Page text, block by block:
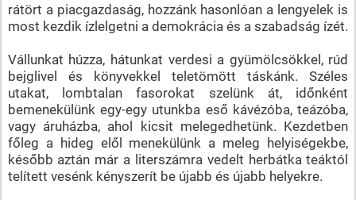
rátört a piacgazdaság, hozzánk hasonlóan a lengyelek is
most kezdik ízlelgetni a demokrácia és a szabadság ízét.
Vállunkat húzza, hátunkat verdesi a gyümölcsökkel, rúd
bejglivel és könyvekkel teletömött táskánk. Széles
utakat, lombtalan fasorokat szelünk át, időnként
bemenekülünk egy-egy utunkba eső kávézóba, teázóba,
vagy áruházba, ahol kicsit melegedhetünk. Kezdetben
főleg a hideg elől menekülünk a meleg helyiségekbe,
később aztán már a literszámra vedelt herbátka teáktól
telített vesénk kényszerít be újabb és újabb helyekre.